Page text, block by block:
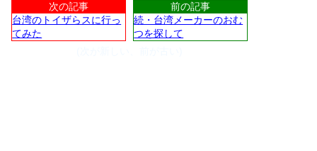
次の記事
台湾のトイザらスに行っ
てみた
前の記事
続・台湾メーカーのおむ
つを探して